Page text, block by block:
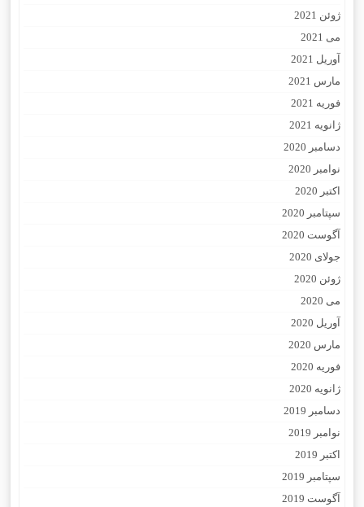
ژوئن 2021
می 2021
آوریل 2021
مارس 2021
فوریه 2021
ژانویه 2021
دسامبر 2020
نوامبر 2020
اکتبر 2020
سپتامبر 2020
آگوست 2020
جولای 2020
ژوئن 2020
می 2020
آوریل 2020
مارس 2020
فوریه 2020
ژانویه 2020
دسامبر 2019
نوامبر 2019
اکتبر 2019
سپتامبر 2019
آگوست 2019